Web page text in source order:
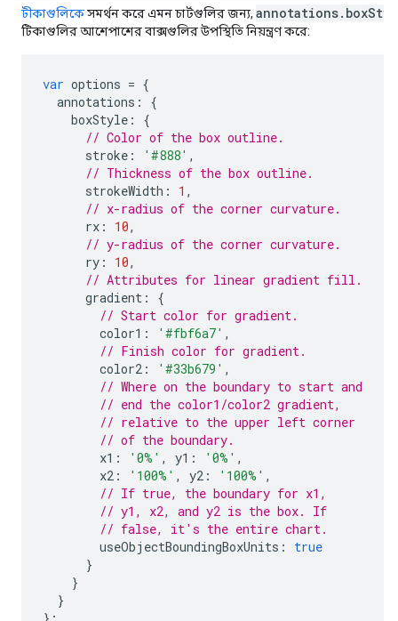
টীকাগুলিকেসমর্থন করে এমন চার্টগুলির জন্য,
টিকাগুলির আশেপাশের বাক্সগুলির উপস্থিতি নিয়ন্ত্রণ করে:
var options = {
annotations :
{
boxStyle :
{
// Color of the box outline.
stroke : '#888' ,
// Thickness of the box outline.
strokeWidth : 1 ,
// x-radius of the corner curvature.
rx : 10,
// y-radius of the corner curvature.
ry : 10,
// Attributes for linear gradient fill.
gradient :
{
// Start color for gradient.
color1 : '#fbf6a7' ,
// Finish color for gradient.
color2 : '#33b679' ,
// Where on the boundary to start and
// end the color1/color2 gradient,
// relative to the upper left corner
// of the boundary.
x1 : '0%' , y1 : '0%' ,
x2 : '100%' , y2 : '100%' ,
// If true, the boundary for x1,
// y1, x2, and y2 is the box. If
// false, it's the entire chart.
useObjectBoundingBoxUnits :
true
}
}
}